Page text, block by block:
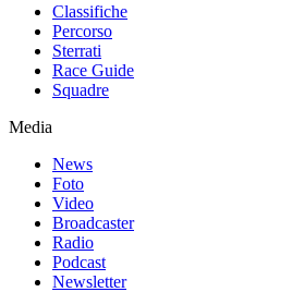
Classifiche
Percorso
Sterrati
Race Guide
Squadre
Media
News
Foto
Video
Broadcaster
Radio
Podcast
Newsletter